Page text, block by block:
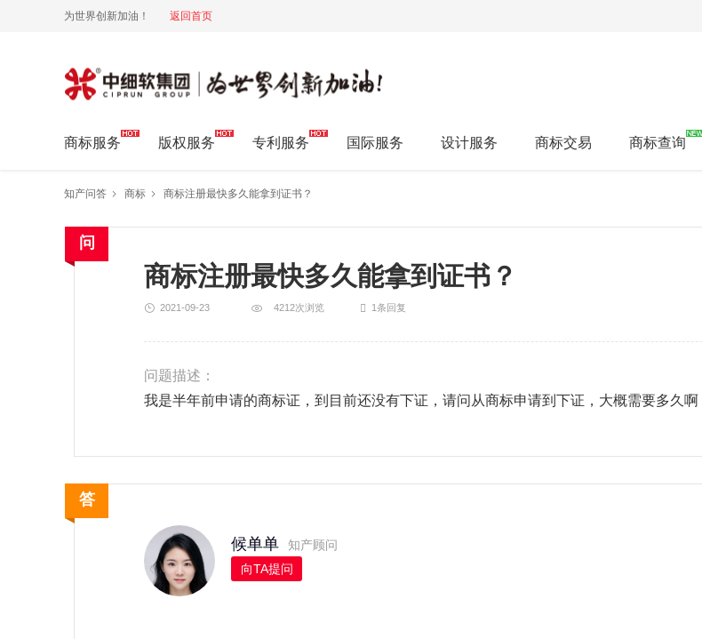
为世界创新加油！ 返回首页
中细软集团 为世界创新加油!
商标服务 版权服务 专利服务 国际服务 设计服务 商标交易 商标查询
知产问答 商标 商标注册最快多久能拿到证书？
商标注册最快多久能拿到证书？
2021-09-23 4212次浏览 1条回复
问题描述：
我是半年前申请的商标证，到目前还没有下证，请问从商标申请到下证，大概需要多久啊
候单单
知产顾问
向TA提问